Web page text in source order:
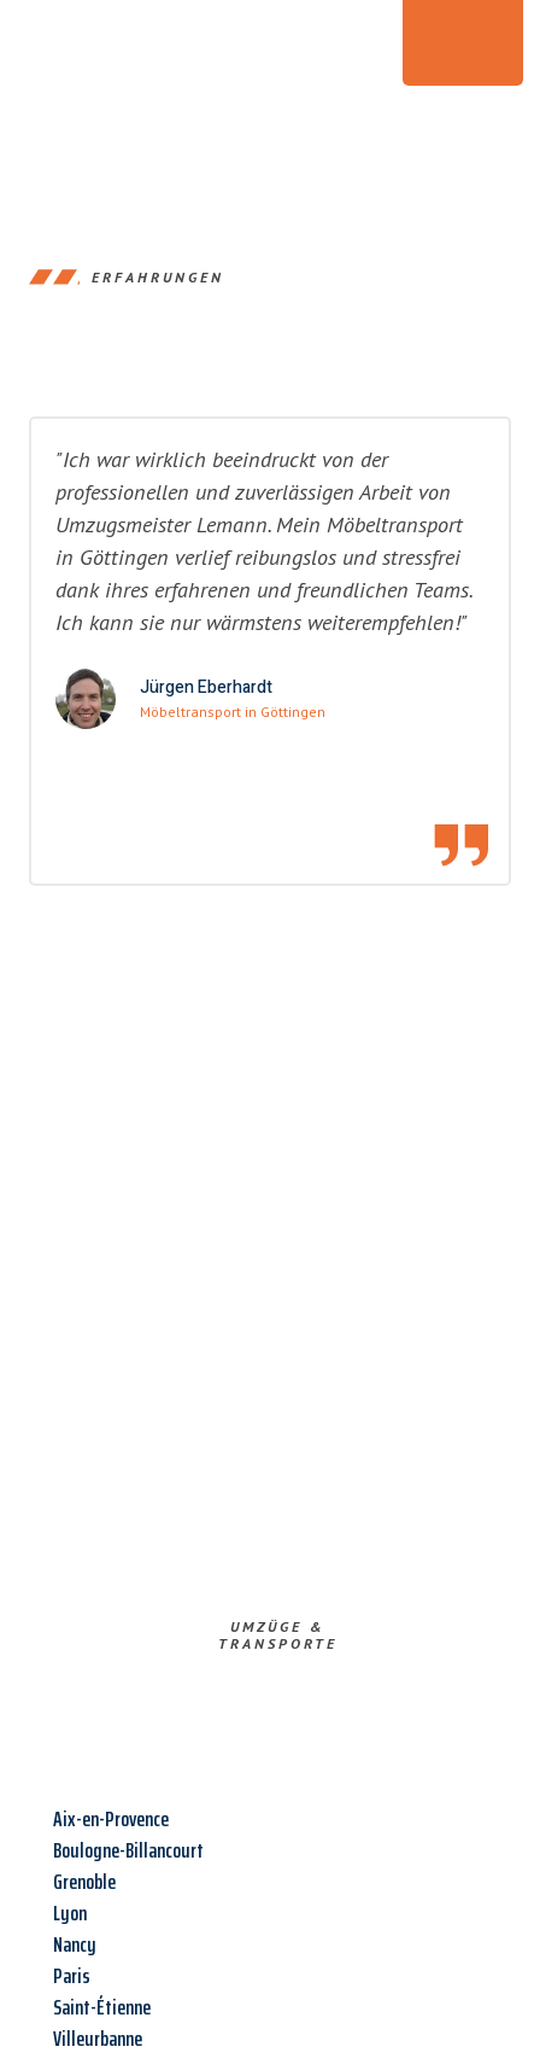
ERFAHRUNGEN
"Ich war wirklich beeindruckt von der
professionellen und zuverlässigen Arbeit von
Umzugsmeister Lemann. Mein Möbeltransport
in Göttingen verlief reibungslos und stressfrei
dank ihres erfahrenen und freundlichen Teams.
Ich kann sie nur wärmstens weiterempfehlen!"
Jürgen Eberhardt
Möbeltransport in Göttingen
UMZÜGE &
TRANSPORTE
Aix-en-Provence
Boulogne-Billancourt
Grenoble
Lyon
Nancy
Paris
Saint-Étienne
Villeurbanne